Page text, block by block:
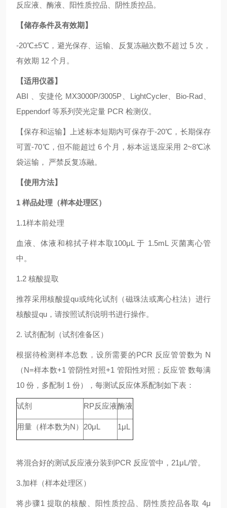
反应液、酶液、阳性质控品、阴性质控品。
【储存条件及有效期】
-20℃±5℃，避光保存、运输、反复冻融次数不超过 5 次，
有效期 12 个月。
【适用仪器】
ABI 、安捷伦 MX3000P/3005P、LightCycler、Bio-Rad、
Eppendorf 等系列荧光定量 PCR 检测仪。
【保存和运输】上述标本短期内可保存于-20℃，长期保存
可置-70℃，但不能超过 6 个月，标本运送应采用 2~8℃冰
袋运输， 严禁反复冻融。
【使用方法】
1 样品处理（样本处理区）
1.1样本前处理
血液、体液和棉拭子样本取100μL 于 1.5mL 灭菌离心管
中。
1.2 核酸提取
推荐采用核酸提qu或纯化试剂（磁珠法或离心柱法）进行
核酸提qu，请按照试剂说明书进行操作。
2. 试剂配制（试剂准备区）
根据待检测样本总数，设所需要的PCR 反应管管数为 N
（N=样本数+1 管阴性对照+1 管阳性对照；反应管 数每满
10 份，多配制 1 份），每测试反应体系配制如下表：
试剂 RP反应液酶液
用量（样本数为N） 20μL 1μL
将混合好的测试反应液分装到PCR 反应管中，21μL/管。
3.加样（样本处理区）
将步骤1 提取的核酸、阳性质控品、阴性质控品各取 4μ